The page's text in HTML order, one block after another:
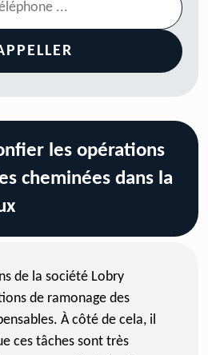
les opérations
cheminées dans la
de la société Lobry
de ramonage des
À côté de cela, il
ces tâches sont très